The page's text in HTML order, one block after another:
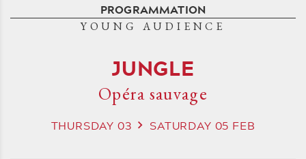
PROGRAMMATION
YOUNG AUDIENCE
JUNGLE
Opéra sauvage
THURSDAY 03 SATURDAY 05 FEB